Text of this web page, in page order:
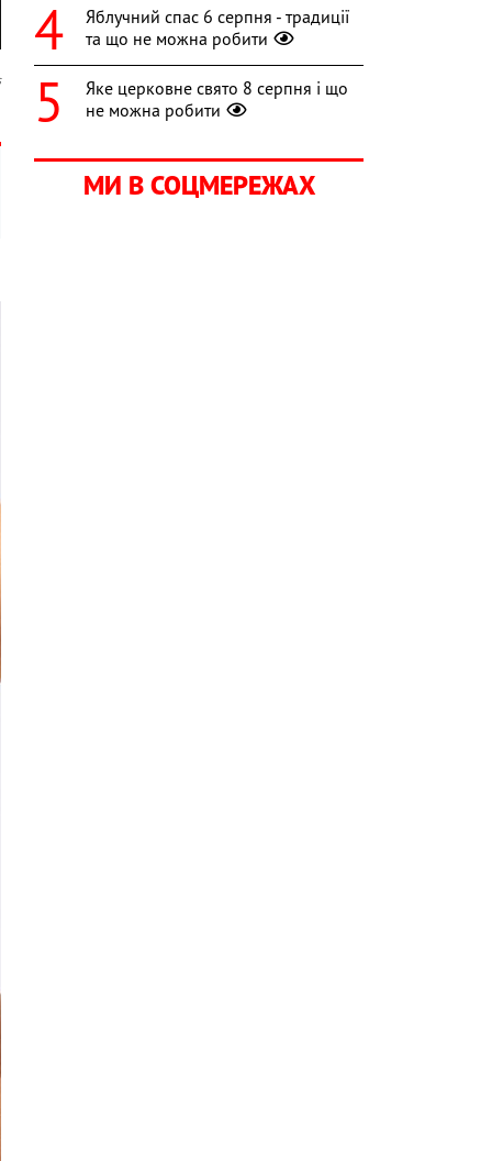
Яблучний спас 6 серпня - традиції
та що не можна робити
Яке церковне свято 8 серпня і що
не можна робити
МИ В СОЦМЕРЕЖАХ